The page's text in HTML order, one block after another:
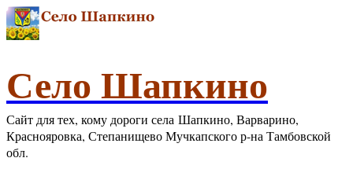
Село Шапкино
Сайт для тех, кому дороги села Шапкино, Варварино,
Краснояровка, Степанищево Мучкапского р-на Тамбовской
обл.